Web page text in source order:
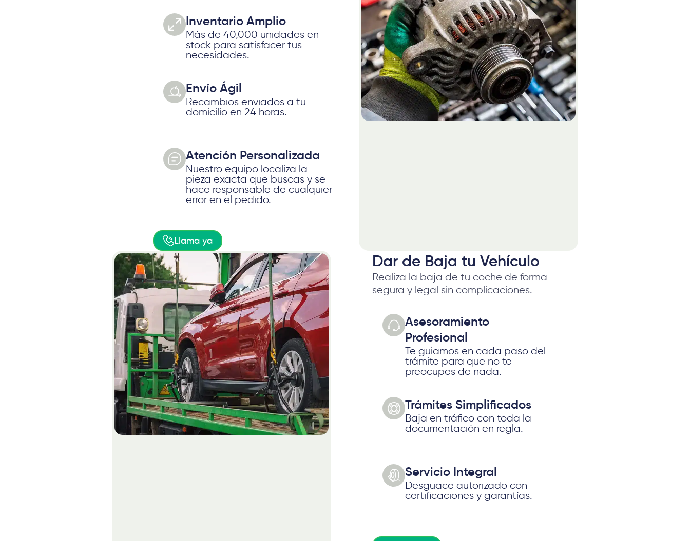
Inventario Amplio
Más de 40,000 unidades en
stock para satisfacer tus
necesidades.
Envío Ágil
Recambios enviados a tu
domicilio en 24 horas.
Atención Personalizada
Nuestro equipo localiza la
pieza exacta que buscas y se
hace responsable de cualquier
error en el pedido.
Llama ya
Dar de Baja tu Vehículo
Realiza la baja de tu coche de forma
segura y legal sin complicaciones.
Asesoramiento
Profesional
Te guiamos en cada paso del
trámite para que no te
preocupes de nada.
Trámites Simplificados
Baja en tráfico con toda la
documentación en regla.
Servicio Integral
Desguace autorizado con
certificaciones y garantías.